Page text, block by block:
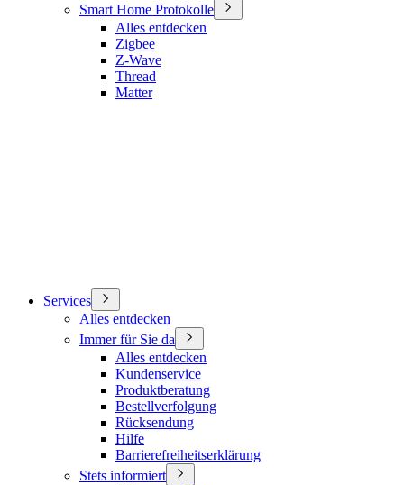
Smart Home Protokolle
Alles entdecken
Zigbee
Z-Wave
Thread
Matter
Services
Alles entdecken
Immer für Sie da
Alles entdecken
Kundenservice
Produktberatung
Bestellverfolgung
Rücksendung
Hilfe
Barrierefreiheitserklärung
Stets informiert